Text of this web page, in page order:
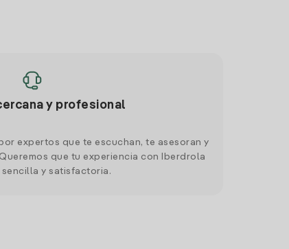
y profesional
expertos que te escuchan, te asesoran y
que tu experiencia con Iberdrola
sencilla y satisfactoria.